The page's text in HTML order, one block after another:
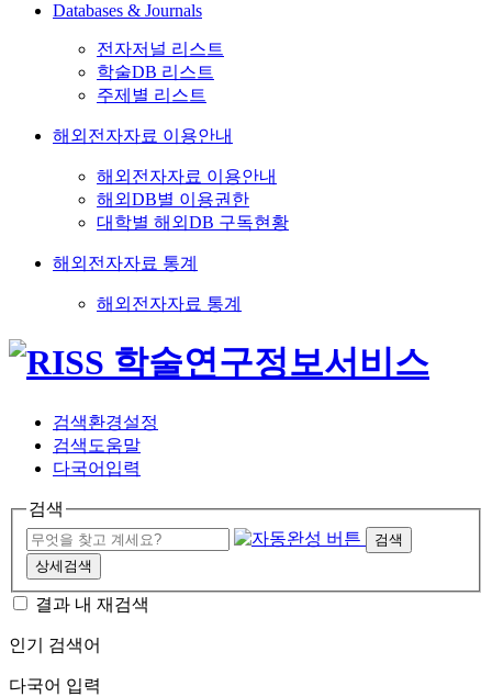
Databases & Journals
전자저널 리스트
학술DB 리스트
주제별 리스트
해외전자자료 이용안내
해외전자자료 이용안내
해외DB별 이용권한
대학별 해외DB 구독현황
해외전자자료 통계
해외전자자료 통계
검색환경설정
검색도움말
다국어입력
검색
검색
상세검색
결과 내 재검색
인기 검색어
다국어 입력